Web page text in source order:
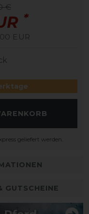
€
*
EUR
geliefert werden.
GUTSCHEINE